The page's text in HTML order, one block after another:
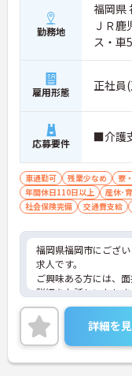
勤務地
福岡県
ＪＲ
ス・車
雇用形態 正社員
応募要件 ■介護
車通勤可 残業少なめ 寮
年間休日110日以上
産休･
社会保険完備
交通費支給
福岡県福岡市にござ
求人です。
ご興味ある方には、
詳細をお話しいたし
い！
詳細を